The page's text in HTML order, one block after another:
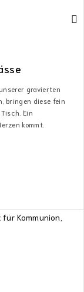
gravierten
bringen diese fein
Ein
kommt.